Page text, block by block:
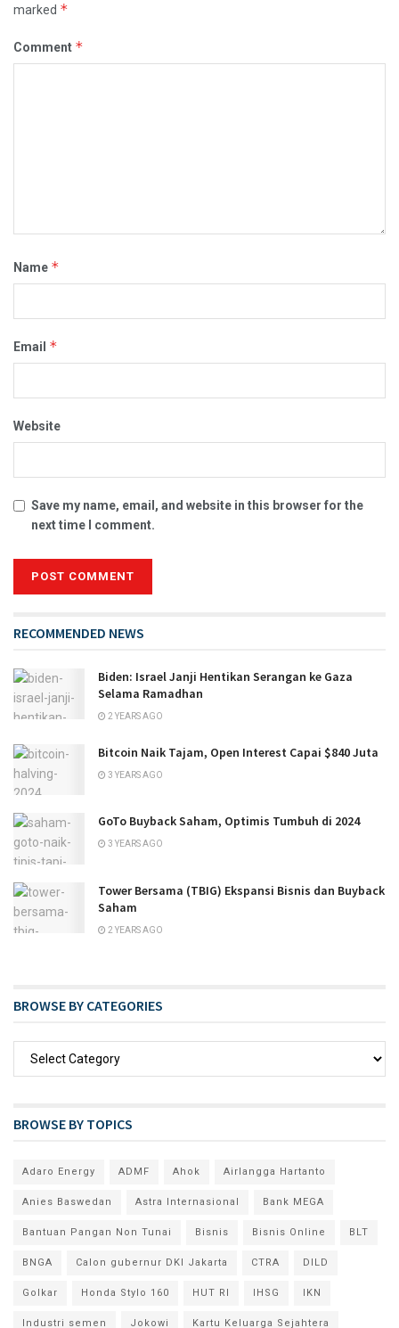
marked *
Comment *
Name *
Email *
Website
Save my name, email, and website in this browser for the
next time I comment.
RECOMMENDED NEWS
Biden: Israel Janji Hentikan Serangan ke Gaza
Selama Ramadhan
2 YEARS AGO
Bitcoin Naik Tajam, Open Interest Capai $840 Juta
3 YEARS AGO
GoTo Buyback Saham, Optimis Tumbuh di 2024
3 YEARS AGO
Tower Bersama (TBIG) Ekspansi Bisnis dan Buyback
Saham
2 YEARS AGO
BROWSE BY CATEGORIES
BROWSE BY TOPICS
Adaro Energy ADMF Ahok Airlangga Hartanto
Anies Baswedan Astra Internasional Bank MEGA
Bantuan Pangan Non Tunai Bisnis Bisnis Online BLT
BNGA Calon gubernur DKI Jakarta CTRA DILD
Golkar Honda Stylo 160 HUT RI IHSG IKN
Industri semen Jokowi Kartu Keluarga Sejahtera